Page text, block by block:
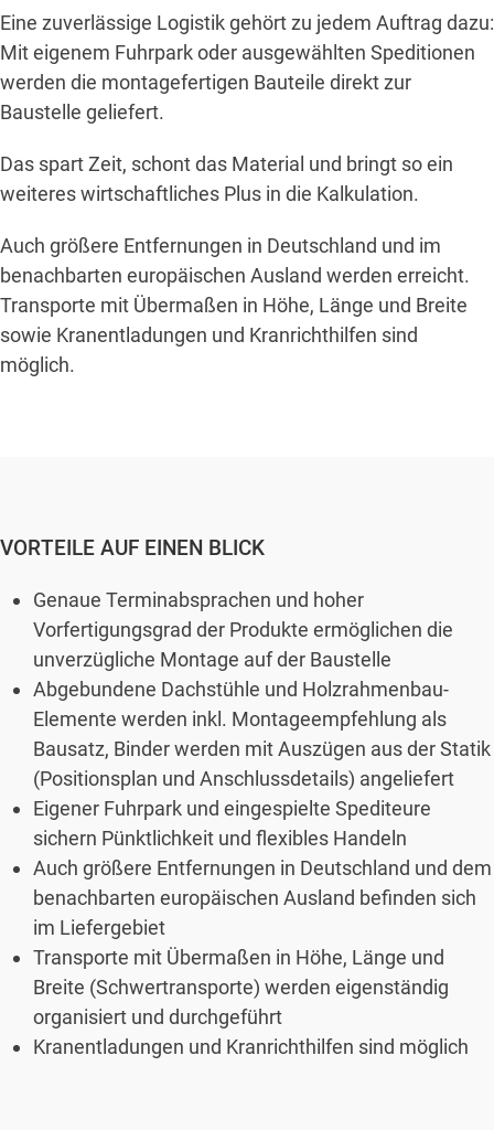
Eine zuverlässige Logistik gehört zu jedem Auftrag dazu:
Mit eigenem Fuhrpark oder ausgewählten Speditionen
werden die montagefertigen Bauteile direkt zur
Baustelle geliefert.
Das spart Zeit, schont das Material und bringt so ein
weiteres wirtschaftliches Plus in die Kalkulation.
Auch größere Entfernungen in Deutschland und im
benachbarten europäischen Ausland werden erreicht.
Transporte mit Übermaßen in Höhe, Länge und Breite
sowie Kranentladungen und Kranrichthilfen sind
möglich.
VORTEILE AUF EINEN BLICK
Genaue Terminabsprachen und hoher
Vorfertigungsgrad der Produkte ermöglichen die
unverzügliche Montage auf der Baustelle
Abgebundene Dachstühle und Holzrahmenbau-
Elemente werden inkl. Montageempfehlung als
Bausatz, Binder werden mit Auszügen aus der Statik
(Positionsplan und Anschlussdetails) angeliefert
Eigener Fuhrpark und eingespielte Spediteure
sichern Pünktlichkeit und flexibles Handeln
Auch größere Entfernungen in Deutschland und dem
benachbarten europäischen Ausland befinden sich
im Liefergebiet
Transporte mit Übermaßen in Höhe, Länge und
Breite (Schwertransporte) werden eigenständig
organisiert und durchgeführt
Kranentladungen und Kranrichthilfen sind möglich